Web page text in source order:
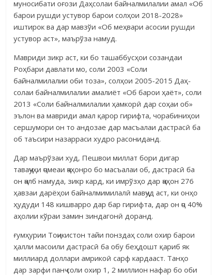
муносибати оғози Даҳсолаи бай­нал­милалии амал «Об
барои рушди устувор барои солҳои 2018-2028»
иштирок ва дар мавзўи «Об меҳвари асосии рушди
устувор аст», маърўза намуд.
Мавриди зикр аст, ки бо ташаббусҳои созандаи
Роҳбари дав­лати мо, соли 2003 «Соли
байналмилалии оби тоза», солҳои 2005-2015 Даҳ­
солаи байналмилалии ама­лиёт «Об барои ҳаёт», соли
2013 «Соли байнал­милалии ҳамкорӣ дар соҳаи об»
эълон ва мавриди амал қарор гирифта, чорабиниҳои
сершумори он то андозае дар масъалаи дастрасӣ ба
об таъсири назарраси худро расониданд.
Дар маърўзаи худ, Пешвои миллат бори дигар
таваҷҷуҳи ҷомеаи ҷаҳонро бо масъалаи об, дастрасӣ ба
он ҷалб намуда, зикр кард, ки им­рўзҳо дар ҷаҳон 276
ҳавзаи дарёҳои байналмимилалӣ мавҷуд аст, ки он­ҳо
ҳудуди 148 кишварро дар бар гирифта, дар он ҷо 40%
аҳолии кўраи замин зиндагонӣ доранд.
ғумҳурии Тоҷикистон тайи понздаҳ соли охир барои
ҳалли ма­соили дастрасӣ ба обу беҳдошт қариб як
миллиард доллари амрикоӣ сарф кардааст. Танҳо
дар зарфи панҷ соли охир 1, 2 миллион нафар бо оби